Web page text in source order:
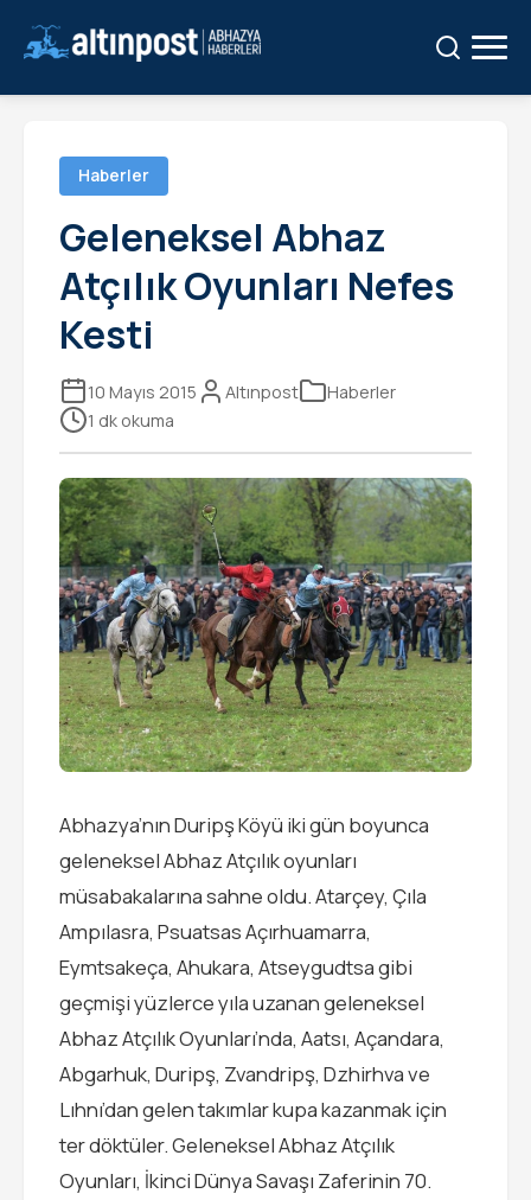
Haberler
Geleneksel Abhaz
Atçılık Oyunları Nefes
Kesti
10 Mayıs 2015 Altınpost
Haberler
1 dk okuma
Abhazya’nın Duripş Köyü iki gün boyunca
geleneksel Abhaz Atçılık oyunları
müsabakalarına sahne oldu. Atarçey, Çıla
Ampılasra, Psuatsas Açırhuamarra,
Eymtsakeça, Ahukara, Atseygudtsa gibi
geçmişi yüzlerce yıla uzanan geleneksel
Abhaz Atçılık Oyunları’nda, Aatsı, Açandara,
Abgarhuk, Duripş, Zvandripş, Dzhirhva ve
Lıhnı’dan gelen takımlar kupa kazanmak için
ter döktüler. Geleneksel Abhaz Atçılık
Oyunları, İkinci Dünya Savaşı Zaferinin 70.